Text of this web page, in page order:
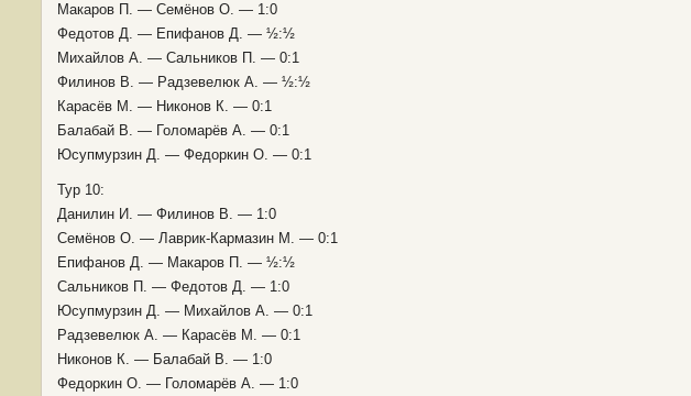
Макаров П. — Семёнов О. — 1:0
Федотов Д. — Епифанов Д. — ½:½
Михайлов А. — Сальников П. — 0:1
Филинов В. — Радзевелюк А. — ½:½
Карасёв М. — Никонов К. — 0:1
Балабай В. — Голомарёв А. — 0:1
Юсупмурзин Д. — Федоркин О. — 0:1
Тур 10:
Данилин И. — Филинов В. — 1:0
Семёнов О. — Лаврик-Кармазин М. — 0:1
Епифанов Д. — Макаров П. — ½:½
Сальников П. — Федотов Д. — 1:0
Юсупмурзин Д. — Михайлов А. — 0:1
Радзевелюк А. — Карасёв М. — 0:1
Никонов К. — Балабай В. — 1:0
Федоркин О. — Голомарёв А. — 1:0